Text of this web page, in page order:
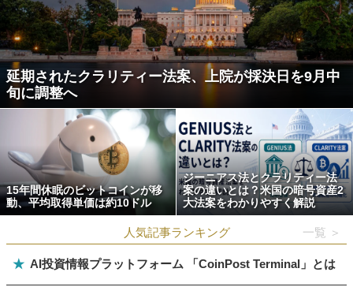
延期されたクラリティー法案、上院が採決日を9月中
旬に調整へ
15年間休眠のビットコインが移
動、平均取得単価は約10ドル
ジーニアス法とクラリティー法
案の違いとは？米国の暗号資産2
大法案をわかりやすく解説
人気記事ランキング 一覧 ＞
★ AI投資情報プラットフォーム 「CoinPost Terminal」とは